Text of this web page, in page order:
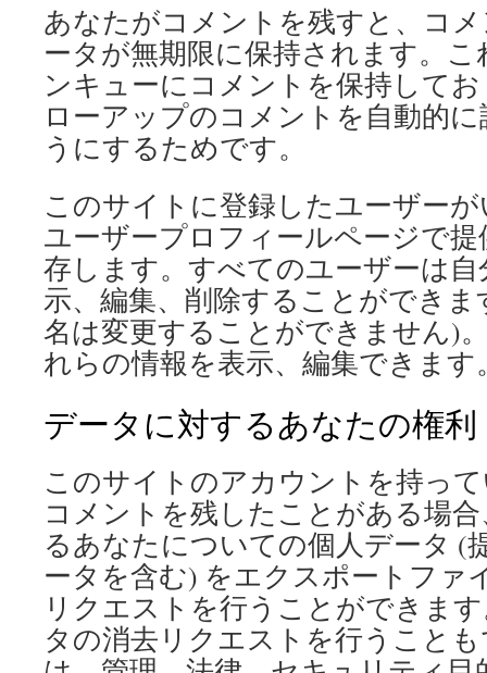
あなたがコメントを残すと、コ
ータが無期限に保持されます。
ンキューにコメントを保持して
ローアップのコメントを自動的
うにするためです。
このサイトに登録したユーザー
ユーザープロフィールページで
存します。すべてのユーザーは
示、編集、削除することができ
名は変更することができません)
れらの情報を表示、編集できます
データに対するあなたの権利
このサイトのアカウントを持っ
コメントを残したことがある場
るあなたについての個人データ (
ータを含む) をエクスポートファ
リクエストを行うことができま
タの消去リクエストを行うこと